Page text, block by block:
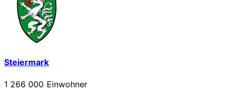
Steiermark
1 266 000 Einwohner